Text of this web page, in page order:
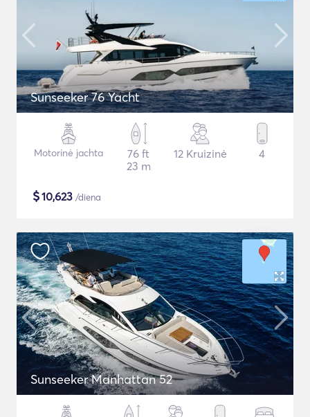
Sunseeker 76 Yacht
Motorinė jachta
76 ft
23 m
12 Kruizinė 4
$10,623 /diena
Sunseeker Manhattan 52